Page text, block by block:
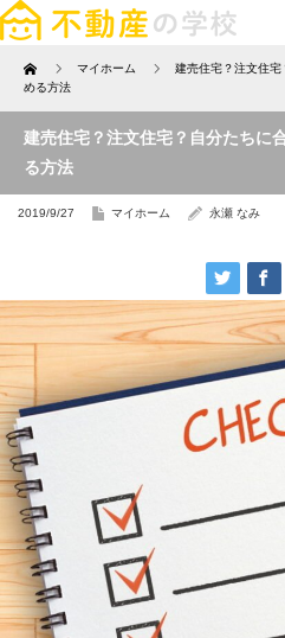
TOP マイホーム
建売住宅？注文住
める方法
建売住宅？注文住宅？自分たちに
る方法
2019/9/27 マイホーム 永瀬 なみ